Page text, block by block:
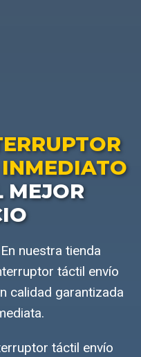
MEJOR
nuestra tienda
táctil envío
calidad garantizada
táctil envío